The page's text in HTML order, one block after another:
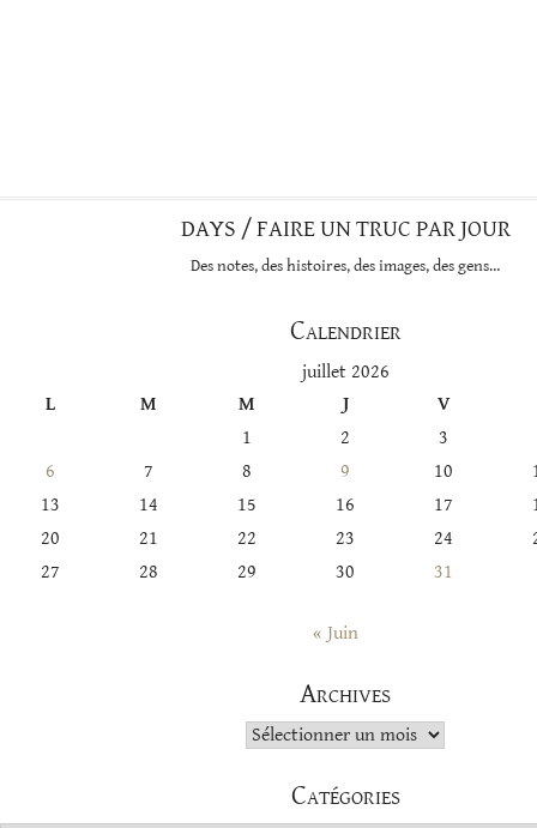
DAYS / FAIRE UN TRUC PAR JOUR
Des notes, des histoires, des images, des gens…
Calendrier
juillet 2026
L
M M J
V
1
2
3
6
7 8 9 10
13
14 15 16 17
20
21 22 23 24
27
28 29 30 31
« Juin
Archives
Archives
Catégories